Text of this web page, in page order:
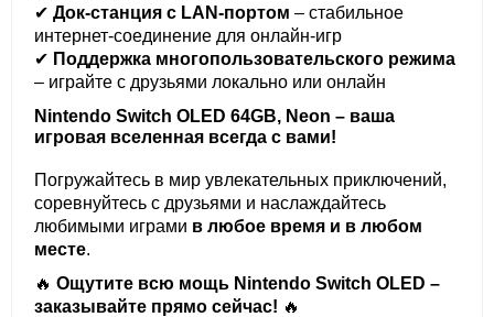
✔ Док-станция с LAN-портом – стабильное
интернет-соединение для онлайн-игр
✔ Поддержка многопользовательского режима
– играйте с друзьями локально или онлайн
Nintendo Switch OLED 64GB, Neon – ваша
игровая вселенная всегда с вами!
Погружайтесь в мир увлекательных приключений,
соревнуйтесь с друзьями и наслаждайтесь
любимыми играми в любое время и в любом
месте.
🔥 Ощутите всю мощь Nintendo Switch OLED –
заказывайте прямо сейчас! 🔥